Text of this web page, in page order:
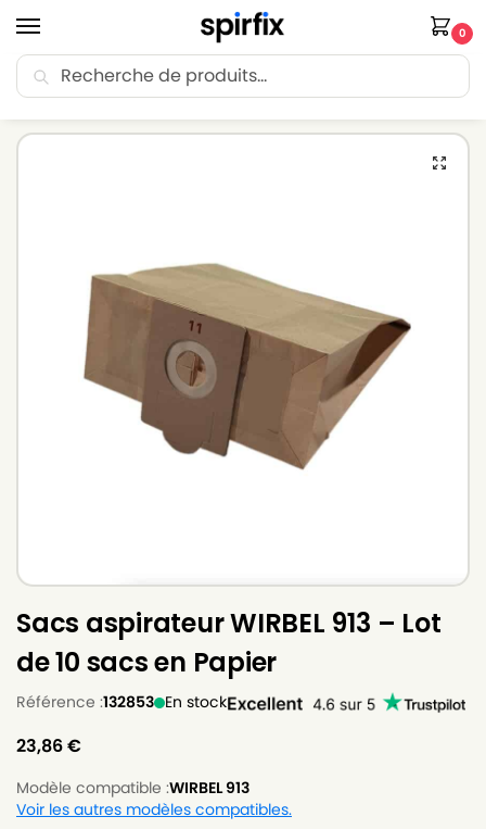
0
🚚 Livraison Point Relais offerte dès 30€ d’achat.
Sacs aspirateur WIRBEL 913 – Lot
de 10 sacs en Papier
Référence :132853 En stock
23,86€
Modèle compatible :WIRBEL 913
Voir les autres modèles compatibles.